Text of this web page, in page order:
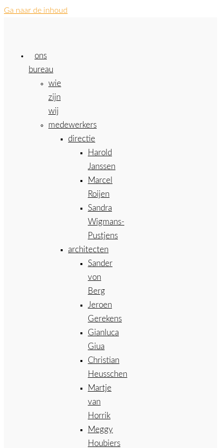
Ga naar de inhoud
ons
bureau
wie
zijn
wij
medewerkers
directie
Harold
Janssen
Marcel
Roijen
Sandra
Wigmans-
Pustjens
architecten
Sander
von
Berg
Jeroen
Gerekens
Gianluca
Giua
Christian
Heusschen
Martje
van
Horrik
Meggy
Houbiers